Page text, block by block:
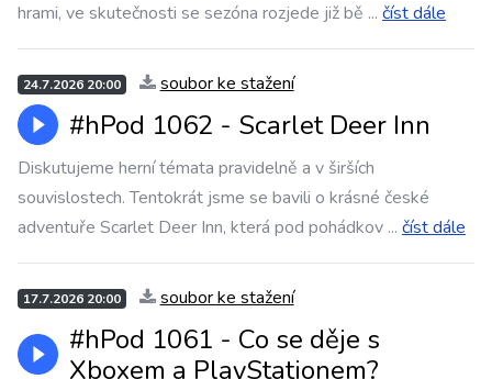
hrami, ve skutečnosti se sezóna rozjede již bě ... číst dále
24.7.2026 20:00 soubor ke stažení
#hPod 1062 - Scarlet Deer Inn
Diskutujeme herní témata pravidelně a v širších
souvislostech. Tentokrát jsme se bavili o krásné české
adventuře Scarlet Deer Inn, která pod pohádkov ... číst dále
17.7.2026 20:00 soubor ke stažení
#hPod 1061 - Co se děje s
Xboxem a PlayStationem?